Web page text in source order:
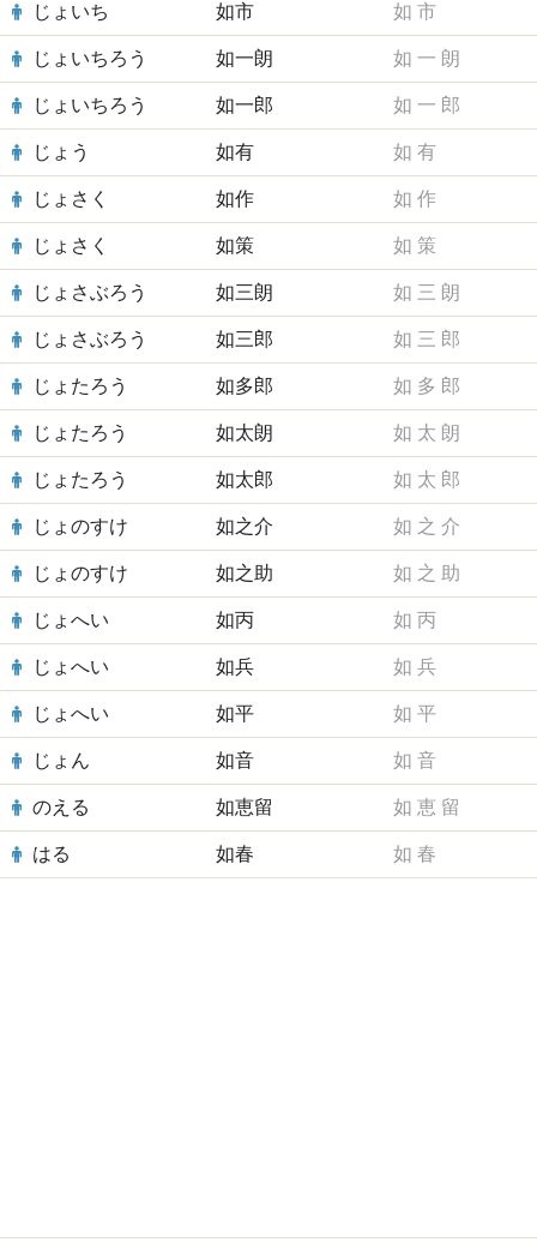
じょいち 如市 如 市
じょいちろう 如一朗 如 一 朗
じょいちろう 如一郎 如 一 郎
じょう 如有 如 有
じょさく 如作 如 作
じょさく 如策 如 策
じょさぶろう 如三朗 如 三 朗
じょさぶろう 如三郎 如 三 郎
じょたろう 如多郎 如 多 郎
じょたろう 如太朗 如 太 朗
じょたろう 如太郎 如 太 郎
じょのすけ 如之介 如 之 介
じょのすけ 如之助 如 之 助
じょへい 如丙 如 丙
じょへい 如兵 如 兵
じょへい 如平 如 平
じょん 如音 如 音
のえる 如恵留 如 恵 留
はる 如春 如 春